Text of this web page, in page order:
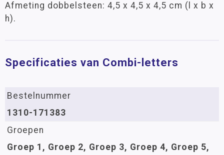
Afmeting dobbelsteen: 4,5 x 4,5 x 4,5 cm (l x b x
h).
Specificaties van Combi-letters
Bestelnummer
1310-171383
Groepen
Groep 1, Groep 2, Groep 3, Groep 4, Groep 5,